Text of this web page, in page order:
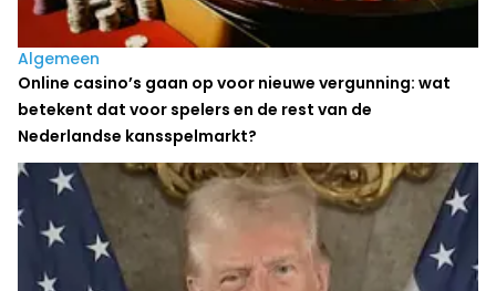
Algemeen
Online casino’s gaan op voor nieuwe vergunning: wat
betekent dat voor spelers en de rest van de
Nederlandse kansspelmarkt?